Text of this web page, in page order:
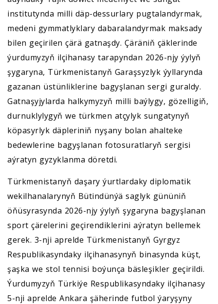
institutynda milli däp-dessurlary pugtalandyrmak,
medeni gymmatlyklary dabaralandyrmak maksady
bilen geçirilen çärä gatnaşdy. Çäräniň çäklerinde
ýurdumyzyň ilçihanasy tarapyndan 2026-njy ýylyň
şygaryna, Türkmenistanyň Garaşsyzlyk ýyllarynda
gazanan üstünliklerine bagyşlanan sergi guraldy.
Gatnaşyjylarda halkymyzyň milli baýlygy, gözelligiň,
durnuklylygyň we türkmen atçylyk sungatynyň
köpasyrlyk däpleriniň nyşany bolan ahalteke
bedewlerine bagyşlanan fotosuratlaryň sergisi
aýratyn gyzyklanma döretdi.
Türkmenistanyň daşary ýurtlardaky diplomatik
wekilhanalarynyň Bütindünýä saglyk gününiň
öňüsyrasynda 2026-njy ýylyň şygaryna bagyşlanan
sport çärelerini geçirendiklerini aýratyn bellemek
gerek. 3-nji aprelde Türkmenistanyň Gyrgyz
Respublikasyndaky ilçihanasynyň binasynda küşt,
şaşka we stol tennisi boýunça bäsleşikler geçirildi.
Ýurdumyzyň Türkiýe Respublikasyndaky ilçihanasy
5-nji aprelde Ankara şäherinde futbol ýaryşyny